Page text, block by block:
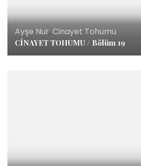
Ayşe Nur,Cinayet Tohumu
CİNAYET TOHUMU / Bölüm 19